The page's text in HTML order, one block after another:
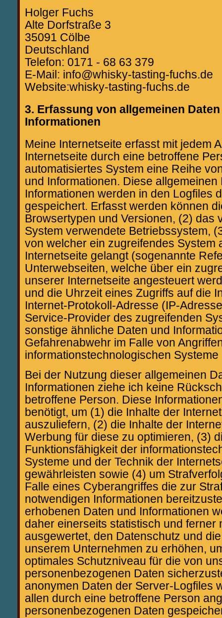
Holger Fuchs
Alte Dorfstraße 3
35091 Cölbe
Deutschland
Telefon: 0171 - 68 63 379
E-Mail: info@whisky-tasting-fuchs.de
Website:whisky-tasting-fuchs.de
3. Erfassung von allgemeinen
Informationen
Meine Internetseite erfasst mit jedem
Internetseite durch eine betroffene
automatisiertes System eine Reihe
und Informationen. Diese allgemeinen
Informationen werden in den Logfiles
gespeichert. Erfasst werden können
Browsertypen und Versionen, (2) das
System verwendete Betriebssystem,
von welcher ein zugreifendes System
Internetseite gelangt (sogenannte
Unterwebseiten, welche über ein
unserer Internetseite angesteuert
und die Uhrzeit eines Zugriffs auf die
Internet-Protokoll-Adresse (IP-
Service-Provider des zugreifenden
sonstige ähnliche Daten und
Gefahrenabwehr im Falle von
informationstechnologischen Systeme
Bei der Nutzung dieser allgemeinen
Informationen ziehe ich keine
betroffene Person. Diese
benötigt, um (1) die Inhalte der
auszuliefern, (2) die Inhalte der
Werbung für diese zu optimieren, (3)
Funktionsfähigkeit der
Systeme und der Technik der
gewährleisten sowie (4) um
Falle eines Cyberangriffes die zur
notwendigen Informationen
erhobenen Daten und Informationen
daher einerseits statistisch und ferner
ausgewertet, den Datenschutz und
unserem Unternehmen zu erhöhen,
optimales Schutzniveau für die von
personenbezogenen Daten
anonymen Daten der Server-Logfiles
allen durch eine betroffene Person
personenbezogenen Daten